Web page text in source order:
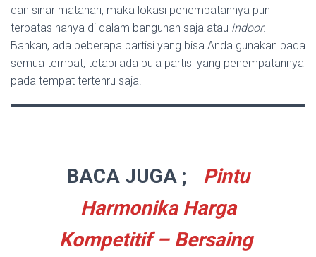
dan sinar matahari, maka lokasi penempatannya pun
terbatas hanya di dalam bangunan saja atau indoor.
Bahkan, ada beberapa partisi yang bisa Anda gunakan pada
semua tempat, tetapi ada pula partisi yang penempatannya
pada tempat tertenru saja.
BACA JUGA ;
Pintu
Harmonika Harga
Kompetitif – Bersaing